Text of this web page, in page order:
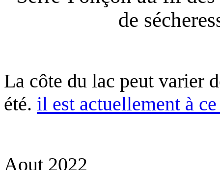
de
La côte du lac peut varier
été. il est actuellement à
Aout 2022